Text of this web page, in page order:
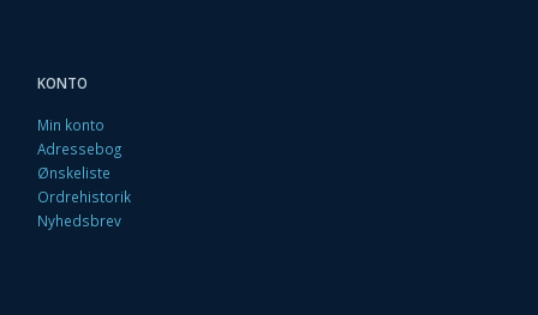
KONTO
Min konto
Adressebog
Ønskeliste
Ordrehistorik
Nyhedsbrev